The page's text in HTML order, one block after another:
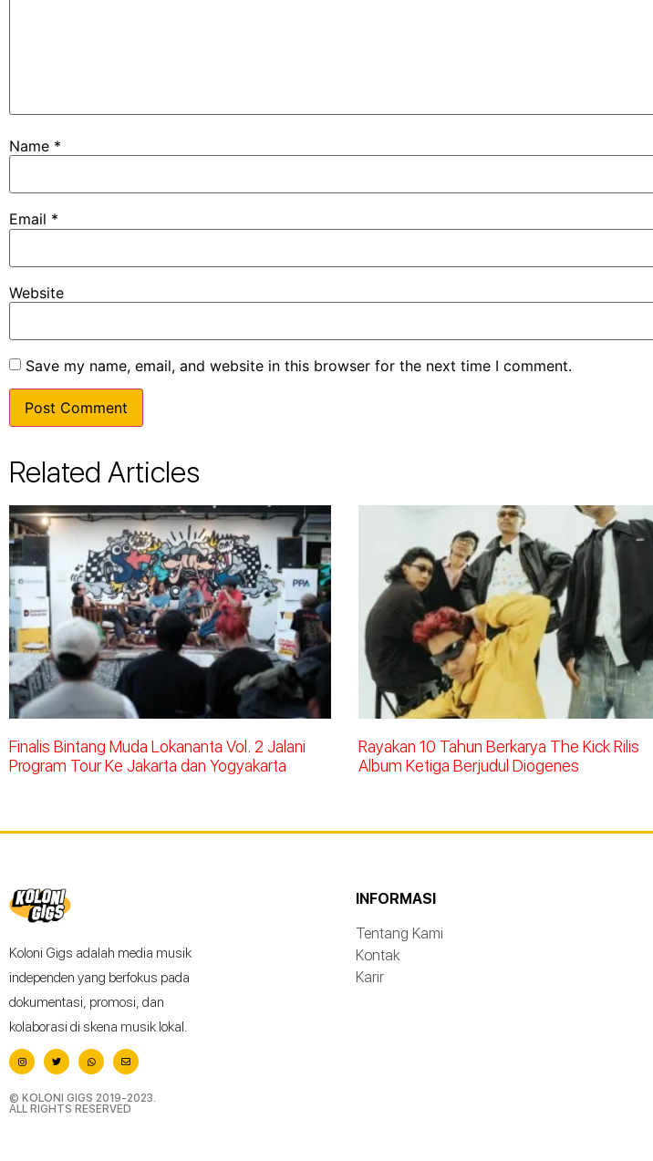
Name *
Email *
Website
Save my name, email, and website in this browser for the next time I comment.
Related Articles
Finalis Bintang Muda Lokananta Vol. 2 Jalani
Program Tour Ke Jakarta dan Yogyakarta
Rayakan 10 Tahun Berkarya The Kick Rilis
Album Ketiga Berjudul Diogenes
Koloni Gigs adalah media musik
independen yang berfokus pada
dokumentasi, promosi, dan
kolaborasi di skena musik lokal.
© KOLONI GIGS 2019-2023.
ALL RIGHTS RESERVED
INFORMASI
Tentang Kami
Kontak
Karir